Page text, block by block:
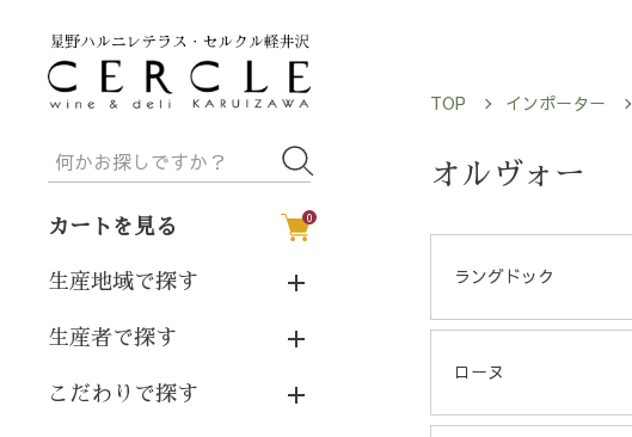
カートを見る 0
生産地域で探す
生産者で探す
こだわりで探す
TOP インポーター
オルヴォー
ラングドック
ローヌ